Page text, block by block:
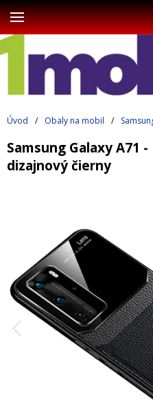
Úvod / Obaly na mobil /
Samsung Galaxy A71
dizajnový čierny